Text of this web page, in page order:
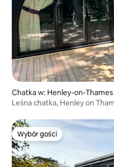
Chatka w: Henley-on-Thames
Leśna chatka, Henley on
Wybór gości
Wybór gości